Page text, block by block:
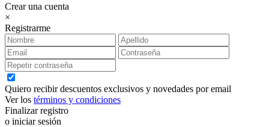
Crear una cuenta
×
Registrarme
Quiero recibir descuentos exclusivos y novedades por email
Ver los términos y condiciones
Finalizar registro
o iniciar sesión